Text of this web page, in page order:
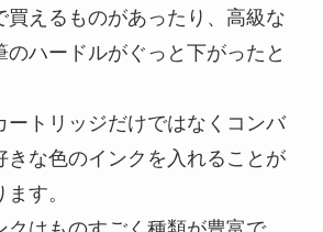
買えるものがあったり、高級な
のハードルがぐっと下がったと
ートリッジだけではなくコンバ
きな色のインクを入れることが
す。